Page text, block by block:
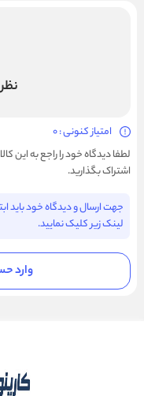
امتیاز کنونی : 0
لطفا دیدگاه خود را راجع به این
اشتراک بگذارید.
جهت ارسال و دیدگاه خود باید
لینک زیر کلیک نمایید.
وارد